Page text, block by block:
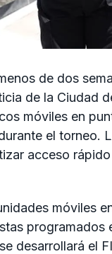
de dos
de la Ciudad
móviles en
el torneo.
acceso
móviles
programados
desarrollará el